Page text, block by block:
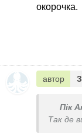
я как-
до
в
своей
окорочка.
автор
Пік
Так де